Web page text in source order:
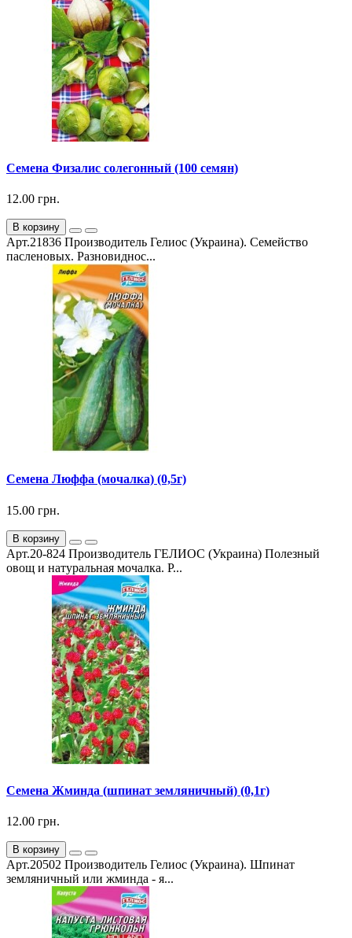
Семена Физалис солегонный (100 семян)
12.00 грн.
В корзину
Арт.21836 Производитель Гелиос (Украина). Семейство
пасленовых. Разновиднос...
Семена Люффа (мочалка) (0,5г)
15.00 грн.
В корзину
Арт.20-824 Производитель ГЕЛИОС (Украина) Полезный
овощ и натуральная мочалка. Р...
Семена Жминда (шпинат земляничный) (0,1г)
12.00 грн.
В корзину
Арт.20502 Производитель Гелиос (Украина). Шпинат
земляничный или жминда - я...